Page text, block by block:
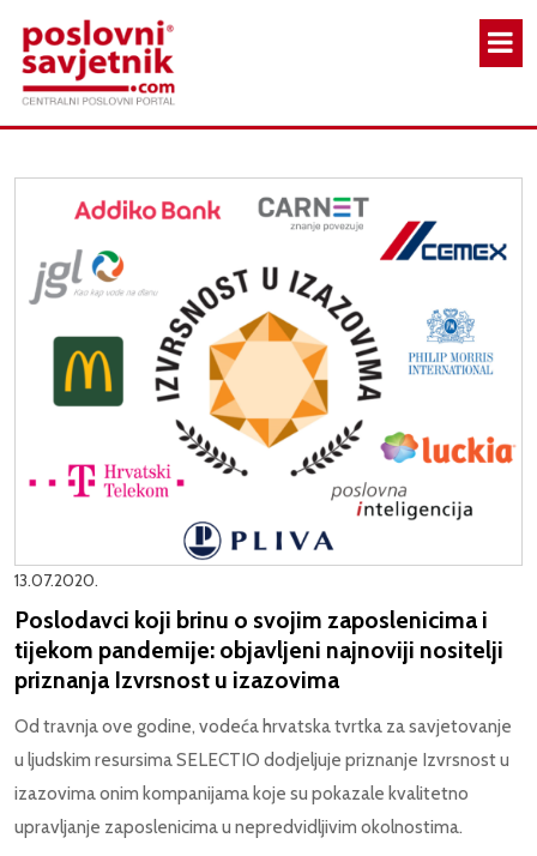
13.07.2020.
Poslodavci koji brinu o svojim zaposlenicima i
tijekom pandemije: objavljeni najnoviji nositelji
priznanja Izvrsnost u izazovima
Od travnja ove godine, vodeća hrvatska tvrtka za savjetovanje
u ljudskim resursima SELECTIO dodjeljuje priznanje Izvrsnost u
izazovima onim kompanijama koje su pokazale kvalitetno
upravljanje zaposlenicima u nepredvidljivim okolnostima.